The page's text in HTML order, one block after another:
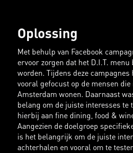
Oplossing
Met behulp van Facebook
ervoor zorgen dat het D.I.T.
worden. Tijdens deze campagnes
vooral gefocust op de mensen
Amsterdam wonen. Daarnaast
belang om de juiste interesses te
hierbij aan fine dining, food &
Aangezien de doelgroep
is het belangrijk om de juiste
achterhalen en vooral om te